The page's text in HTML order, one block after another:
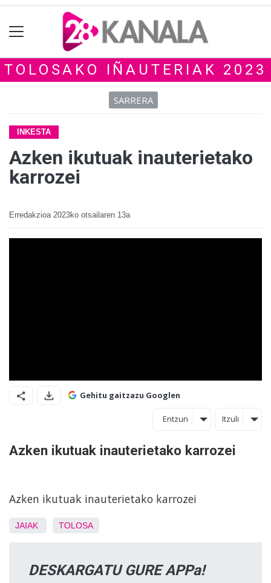
TOLOSAKO IÑAUTERIAK 2023
SARRERA
INKESTA
Azken ikutuak inauterietako
karrozei
Erredakzioa 2023ko otsailaren 13a
Gehitu gaitzazu Googlen
Entzun Itzuli
Azken ikutuak inauterietako karrozei
Azken ikutuak inauterietako karrozei
JAIAK TOLOSA
DESKARGATU GURE APPa!